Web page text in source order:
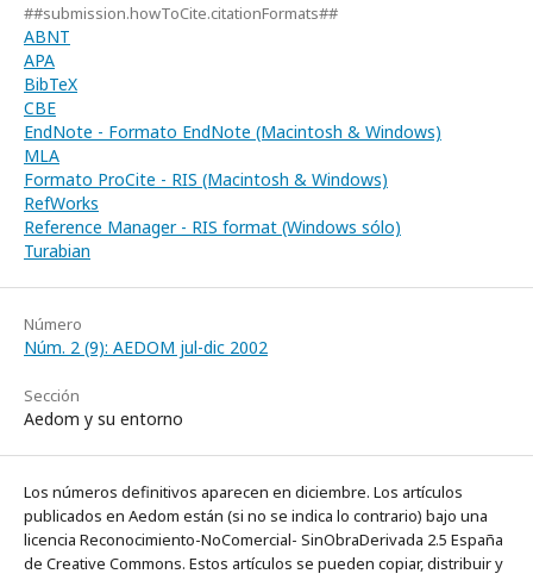
##submission.howToCite.citationFormats##
ABNT
APA
BibTeX
CBE
EndNote - Formato EndNote (Macintosh & Windows)
MLA
Formato ProCite - RIS (Macintosh & Windows)
RefWorks
Reference Manager - RIS format (Windows sólo)
Turabian
Número
Núm. 2 (9): AEDOM jul-dic 2002
Sección
Aedom y su entorno
Los números definitivos aparecen en diciembre. Los artículos
publicados en Aedom están (si no se indica lo contrario) bajo una
licencia Reconocimiento-NoComercial- SinObraDerivada 2.5 España
de Creative Commons. Estos artículos se pueden copiar, distribuir y